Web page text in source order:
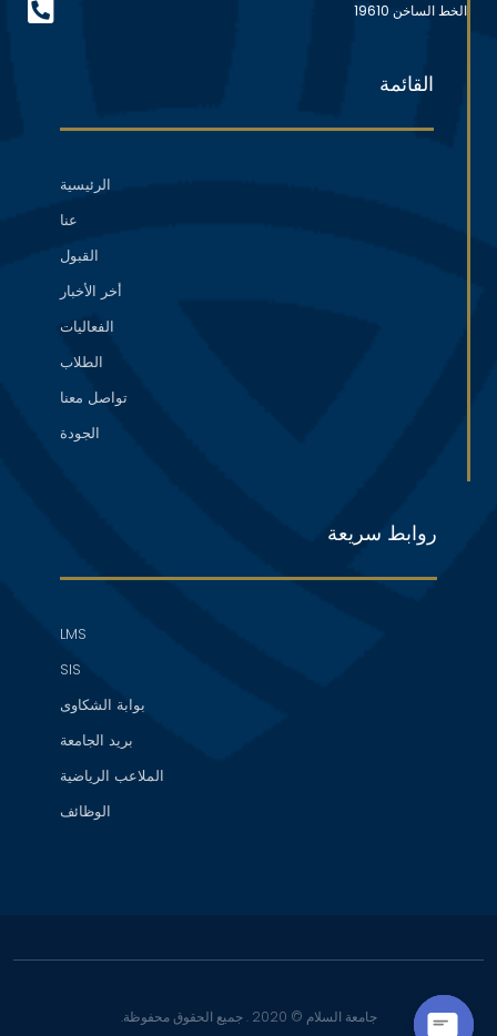
الخط الساخن 19610
القائمة
الرئيسية
عنا
القبول
أخر الأخبار
الفعاليات
الطلاب
تواصل معنا
الجودة
روابط سريعة
LMS
SIS
بوابة الشكاوى
بريد الجامعة
الملاعب الرياضية
الوظائف
جامعة السلام © 2020 . جميع الحقوق محفوظة.